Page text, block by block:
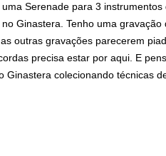
Serenade para 3 instrumentos
Ginastera. Tenho uma
outras gravações parecerem
precisa estar por aqui. E
colecionando técnicas